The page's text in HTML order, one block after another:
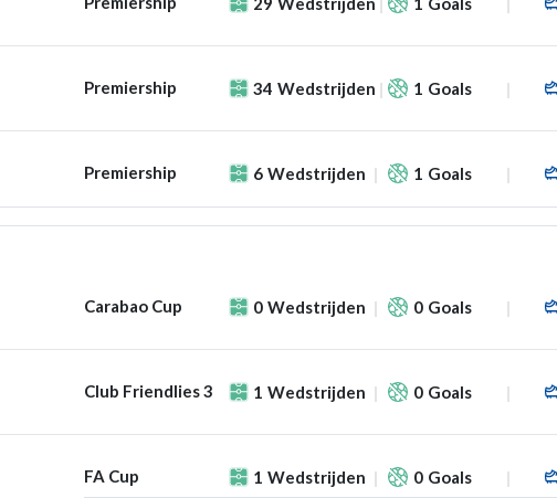
Premiership 34 Wedstrijden 1 Goals
Premiership 6 Wedstrijden 1 Goals
Carabao Cup 0 Wedstrijden 0 Goals
Club Friendlies 3 1 Wedstrijden 0 Goals
FA Cup 1 Wedstrijden 0 Goals